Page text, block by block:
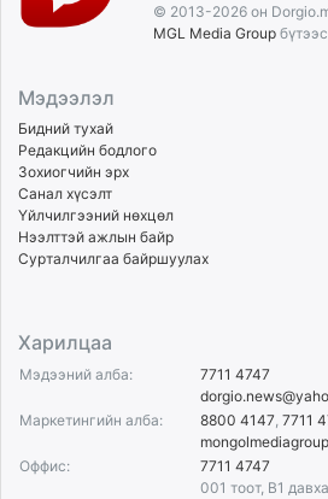
© 2013-2026 он
MGL Media Group
Мэдээлэл
Бидний тухай
Редакцийн бодлого
Зохиогчийн эрх
Санал хүсэлт
Үйлчилгээний нөхцөл
Нээлттэй ажлын байр
Сурталчилгаа байршуулах
Харилцаа
Мэдээний алба:
7711 4747
Маркетингийн алба:
8800 4147 7711
Оффис:
7711 4747
001 тоот, B1